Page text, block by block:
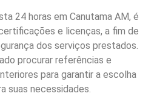
24 horas em Canutama AM, é
e licenças, a fim de
dos serviços prestados.
procurar referências e
para garantir a escolha
suas necessidades.